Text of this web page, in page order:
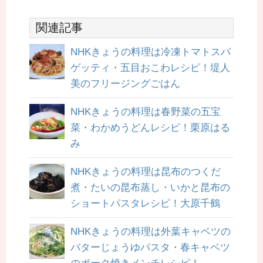
関連記事
NHKきょうの料理は冷凍トマトスパ
ゲッティ・五目おこわレシピ！堤人
美のフリージングごはん
NHKきょうの料理は春野菜の五宝
菜・わかめうどんレシピ！栗原はる
み
NHKきょうの料理は昆布のつくだ
煮・たいの昆布蒸し・いかと昆布の
ショートパスタレシピ！大原千鶴
NHKきょうの料理は外葉キャベツの
バターじょうゆパスタ・春キャベツ